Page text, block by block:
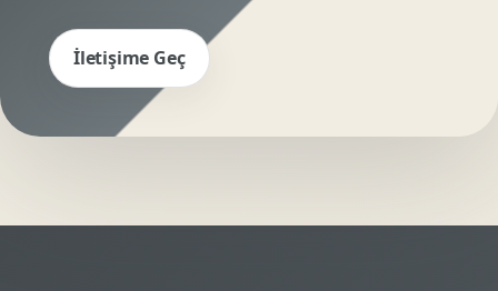
İletişime Geç